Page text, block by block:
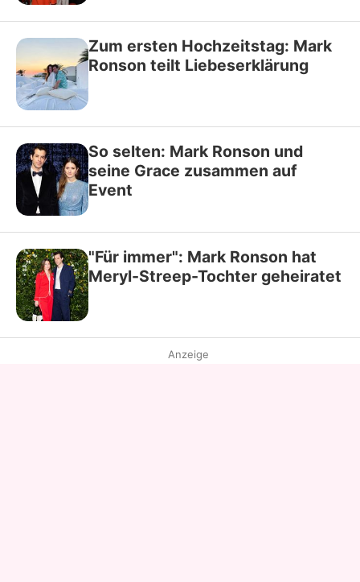
Zum ersten Hochzeitstag: Mark
Ronson teilt Liebeserklärung
So selten: Mark Ronson und
seine Grace zusammen auf
Event
"Für immer": Mark Ronson hat
Meryl-Streep-Tochter geheiratet
Anzeige